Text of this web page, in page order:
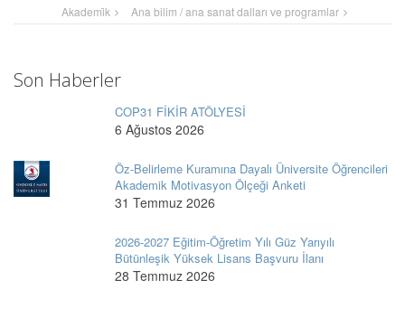
Akademi̇k Ana bilim / ana sanat dalları ve programlar
Son Haberler
COP31 FİKİR ATÖLYESİ
6 Ağustos 2026
Öz-Belirleme Kuramına Dayalı Üniversite Öğrencileri
Akademik Motivasyon Ölçeği Anketi
31 Temmuz 2026
2026-2027 Eğitim-Öğretim Yılı Güz Yarıyılı
Bütünleşik Yüksek Lisans Başvuru İlanı
28 Temmuz 2026